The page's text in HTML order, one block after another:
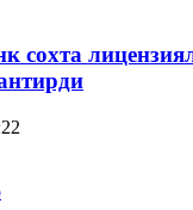
сохта